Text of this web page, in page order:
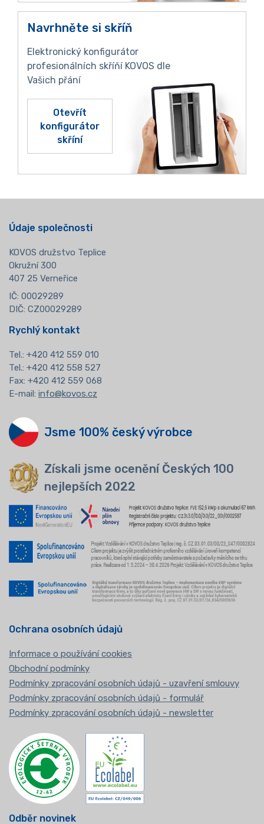
Navrhněte si skříň
Elektronický konfigurátor
profesionálních skříňí KOVOS dle
Vašich přání
Otevřít
konfigurátor
skříní
Údaje společnosti
KOVOS družstvo Teplice
Okružní 300
407 25 Verneřice
IČ: 00029289
DIČ: CZ00029289
Rychlý kontakt
Tel.: +420 412 559 010
Tel.: +420 412 558 527
Fax: +420 412 559 068
E-mail: info@kovos.cz
Jsme 100% český výrobce
Získali jsme ocenění Českých 100
nejlepších 2022
Ochrana osobních údajů
Informace o používání cookies
Obchodní podmínky
Podmínky zpracování osobních údajů - uzavření smlouvy
Podmínky zpracování osobních údajů - formulář
Podmínky zpracování osobních údajů - newsletter
Odběr novinek